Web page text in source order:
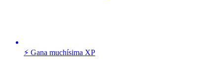
⚡ Gana muchísima XP